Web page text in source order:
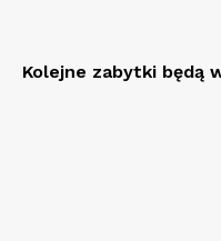
Kolejne zabytki będą